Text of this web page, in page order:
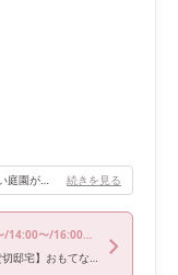
天井が高く、高砂の後ろのガラス張りの外には美しい庭園が広がり、ナチュラルな雰囲気と開放感が魅力的です。 2階から入場や、庭園から再入場など入退場口も複数箇所から選択することができ、ゲストの方にも楽しんでいただける演出ができたのも良かったです。 夕方からの式の場合は、再入場の際に庭園にキャンドルを置いて、そこから入場することもでき、ロマンチックな雰囲気で行うことができます。 続きを見る
〜/16:00〜/18:00〜
お盆開催◎【緑と水に包まれるモダン貸切邸宅】おもてなしW体験